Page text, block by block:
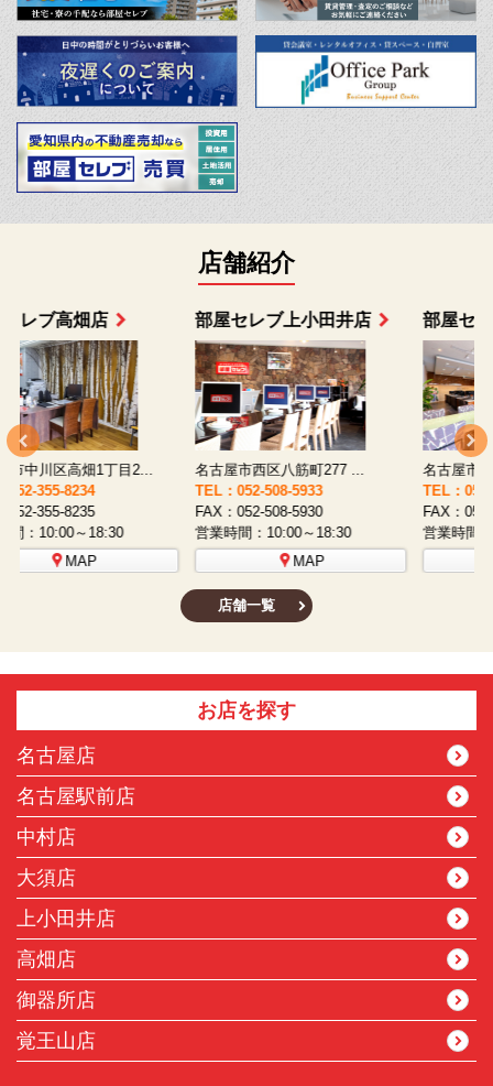
店舗紹介
部屋セレブ上小田井店
名古屋市西区八筋町277 ...
TEL：052-508-5933
FAX：052-508-5930
営業時間：10:00～18:30
部屋セレブ中村店
名古屋市中村区太閤通9-1...
TEL：052-481-0853
FAX：052-481-3587
営業時間：10:00～18:30
店舗一覧
お店を探す
名古屋店
名古屋駅前店
中村店
大須店
上小田井店
高畑店
御器所店
覚王山店